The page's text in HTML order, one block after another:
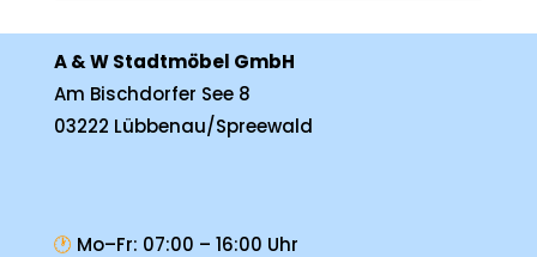
A & W Stadtmöbel GmbH
Am Bischdorfer See 8
03222 Lübbenau/Spreewald
🕐 Mo–Fr: 07:00 – 16:00 Uhr